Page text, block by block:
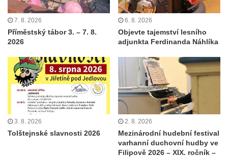
7. 8. 2026
Příměstský tábor 3. – 7. 8.
2026
6. 8. 2026
Objevte tajemství lesního
adjunkta Ferdinanda Náhlíka
3. 8. 2026
Tolštejnské slavnosti 2026
2. 8. 2026
Mezinárodní hudební festival
varhanní duchovní hudby ve
Filipově 2026 – XIX. ročník –